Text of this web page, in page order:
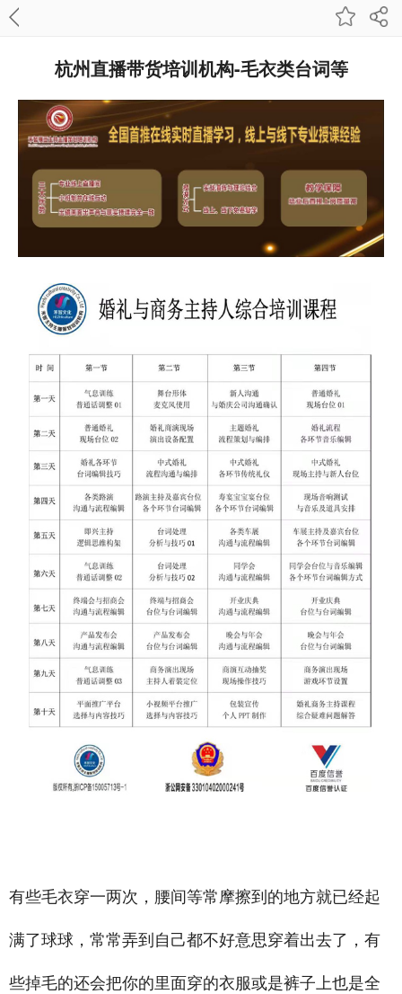
杭州直播带货培训机构-毛衣类台词等
有些毛衣穿一两次，腰间等常摩擦到的地方就已经起
满了球球，常常弄到自己都不好意思穿着出去了，有
些掉毛的还会把你的里面穿的衣服或是裤子上也是全